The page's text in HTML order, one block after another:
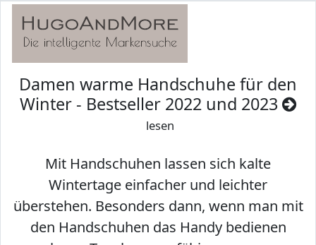
Damen warme Handschuhe für den
Winter - Bestseller 2022 und 2023
lesen
Mit Handschuhen lassen sich kalte
Wintertage einfacher und leichter
überstehen. Besonders dann, wenn man mit
den Handschuhen das Handy bedienen